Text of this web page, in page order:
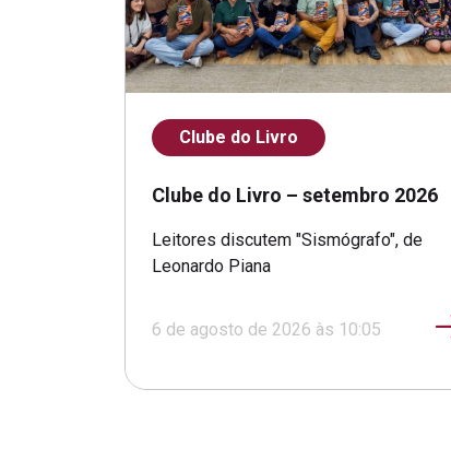
Clube do Livro
Clube do Livro – setembro 2026
Leitores discutem "Sismógrafo", de
Leonardo Piana
6 de agosto de 2026 às 10:05